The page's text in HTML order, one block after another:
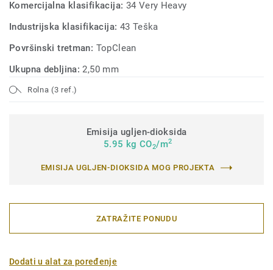
Komercijalna klasifikacija: 34 Very Heavy
Industrijska klasifikacija: 43 Teška
Površinski tretman: TopClean
Ukupna debljina:2,50 mm
Rolna (3 ref.)
Emisija ugljen-dioksida
5.95 kg CO2/m2
EMISIJA UGLJEN-DIOKSIDA MOG PROJEKTA
ZATRAŽITE PONUDU
Dodati u alat za poređenje